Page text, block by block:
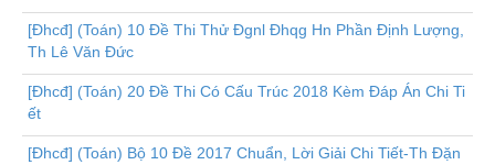
[Đhcđ] (Toán) 10 Đề Thi Thử Đgnl Đhqg Hn Phần Định Lượng,
Th Lê Văn Đức
[Đhcđ] (Toán) 20 Đề Thi Có Cấu Trúc 2018 Kèm Đáp Án Chi Ti
ết
[Đhcđ] (Toán) Bộ 10 Đề 2017 Chuẩn, Lời Giải Chi Tiết-Th Đặn